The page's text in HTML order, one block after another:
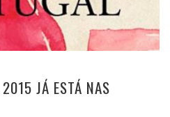
JÁ ESTÁ NAS